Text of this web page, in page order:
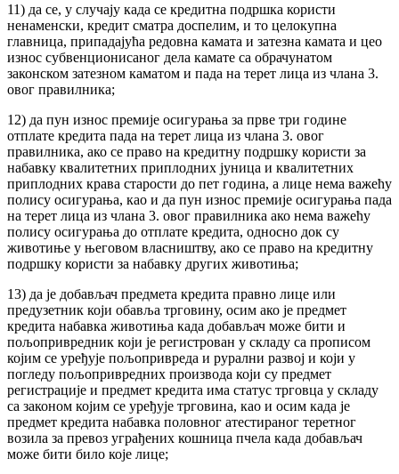
11) да се, у случају када се кредитна подршка користи
ненаменски, кредит сматра доспелим, и то целокупна
главница, припадајућа редовна камата и затезна камата и цео
износ субвенционисаног дела камате са обрачунатом
законском затезном каматом и пада на терет лица из члана 3.
овог правилника;
12) да пун износ премије осигурања за прве три године
отплате кредита пада на терет лица из члана 3. овог
правилника, ако се право на кредитну подршку користи за
набавку квалитетних приплодних јуница и квалитетних
приплодних крава старости до пет година, а лице нема важећу
полису осигурања, као и да пун износ премије осигурања пада
на терет лица из члана 3. овог правилника ако нема важећу
полису осигурања до отплате кредита, односно док су
животиње у његовом власништву, ако се право на кредитну
подршку користи за набавку других животиња;
13) да је добављач предмета кредита правно лице или
предузетник који обавља трговину, осим ако је предмет
кредита набавка животиња када добављач може бити и
пољопривредник који је регистрован у складу са прописом
којим се уређује пољопривреда и рурални развој и који у
погледу пољопривредних производа који су предмет
регистрације и предмет кредита има статус трговца у складу
са законом којим се уређује трговина, као и осим када је
предмет кредита набавка половног атестираног теретног
возила за превоз уграђених кошница пчела када добављач
може бити било које лице;